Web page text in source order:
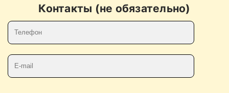
Контакты (не обязательно)